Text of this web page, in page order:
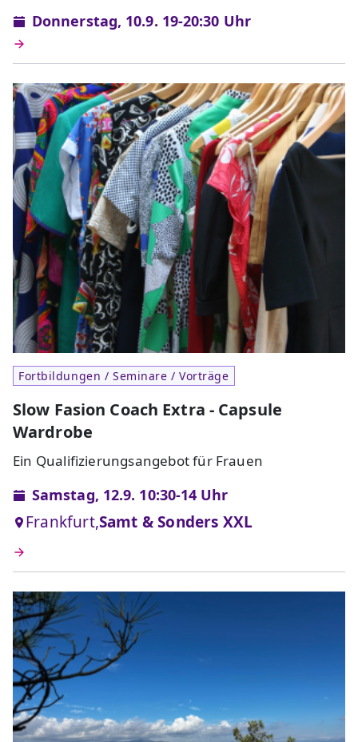
Donnerstag, 10.9. 19-20:30 Uhr
Fortbildungen / Seminare / Vorträge
Slow Fasion Coach Extra - Capsule
Wardrobe
Ein Qualifizierungsangebot für Frauen
Samstag, 12.9. 10:30-14 Uhr
Frankfurt,Samt & Sonders XXL